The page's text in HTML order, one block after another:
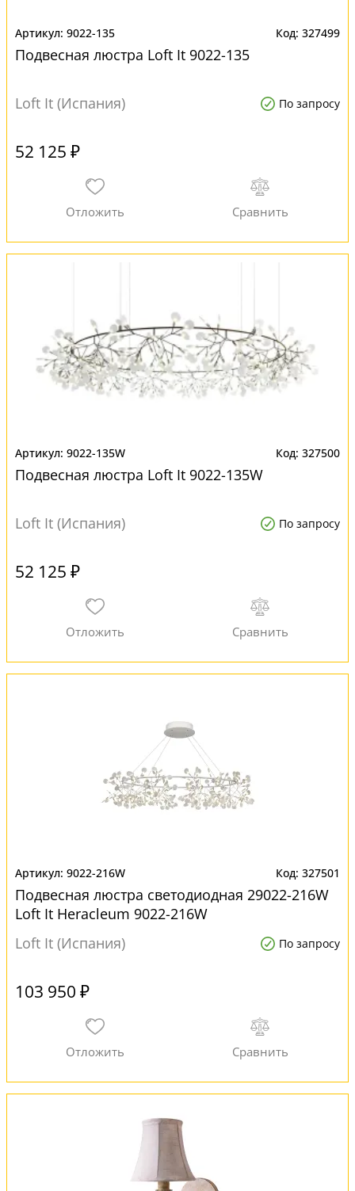
9022-135 327499
Подвесная люстра Loft It 9022-135
Loft It (Испания) По запросу
52 125 ₽
9022-135W 327500
Подвесная люстра Loft It 9022-135W
Loft It (Испания) По запросу
52 125 ₽
9022-216W 327501
Подвесная люстра светодиодная 29022-216W
Loft It Heracleum 9022-216W
Loft It (Испания)
По запросу
103 950 ₽